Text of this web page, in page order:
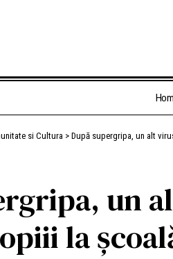
si Cultura > După supergripa, un alt
un
la